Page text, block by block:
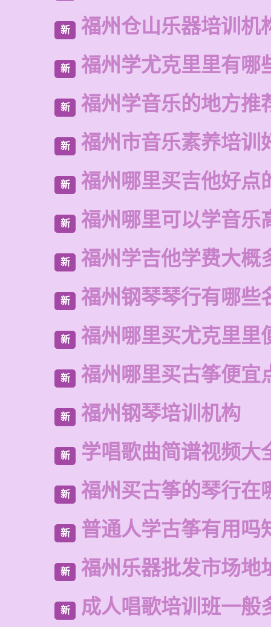
新 福州仓山乐器培训机
新 福州学尤克里里有哪
新 福州学音乐的地方推
新 福州市音乐素养培训
新 福州哪里买吉他好点
新 福州哪里可以学音乐
新 福州学吉他学费大概
新 福州钢琴琴行有哪些
新 福州哪里买尤克里里
新 福州哪里买古筝便宜
新 福州钢琴培训机构
新 学唱歌曲简谱视频大
新 福州买古筝的琴行在
新 普通人学古筝有用吗
新 福州乐器批发市场地
新 成人唱歌培训班一般